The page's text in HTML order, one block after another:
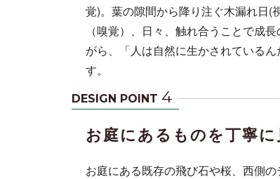
覚)。葉の隙間から降り注ぐ木漏れ日(
（嗅覚）、日々、触れ合うことで成
がら、「人は自然に生かされている
す。
DESIGN POINT 4
お庭にあるものを丁寧
お庭にある既存の飛び石や桜、西側